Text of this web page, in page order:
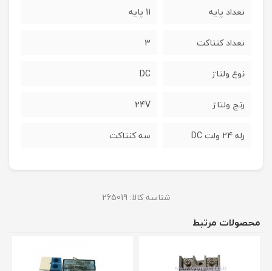
تعداد پایه 11 پایه
تعداد کنتاکت 3
نوع ولتاژ DC
رنج ولتاژ 24V
رله 24 ولت DC سه کنتاکت
شناسه کالا: 265019
محصولات مرتبط